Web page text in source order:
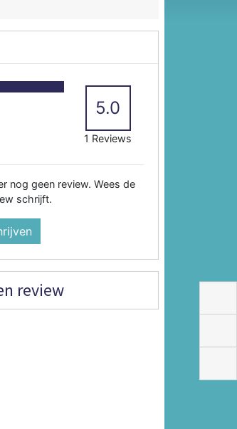
5.0
1 Reviews
nog geen review. Wees de
schrijft.
review